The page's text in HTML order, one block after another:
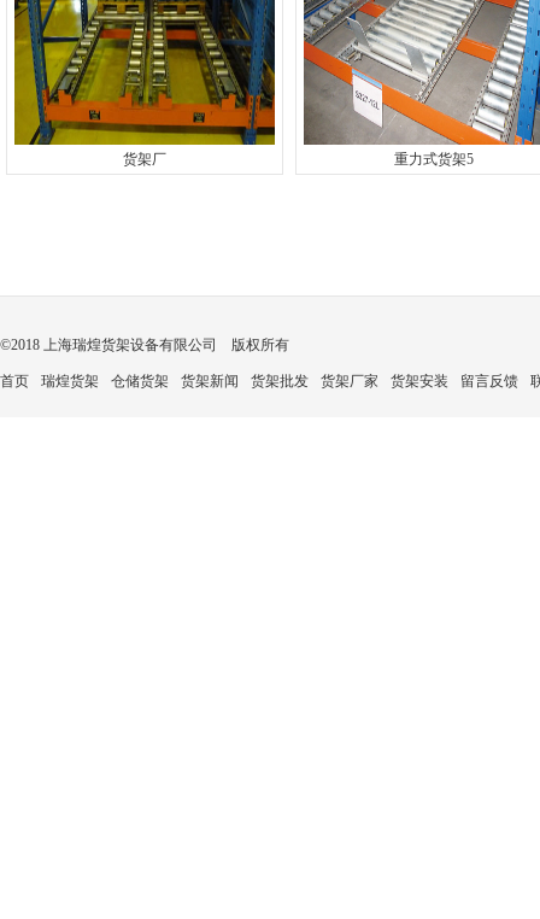
货架厂 重力式货架5
©2018 上海瑞煌货架设备有限公司 版权所有
首页 瑞煌货架 仓储货架 货架新闻 货架批发 货架厂家 货架安装 留言反馈